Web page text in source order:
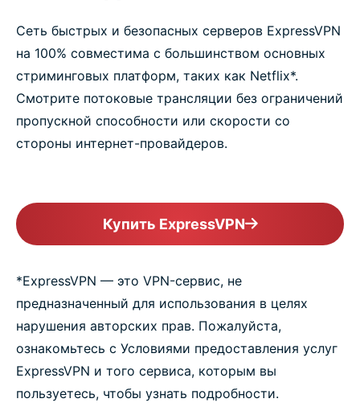
Сеть быстрых и безопасных серверов ExpressVPN
на 100% совместима с большинством основных
стриминговых платформ, таких как Netflix*.
Смотрите потоковые трансляции без ограничений
пропускной способности или скорости со
стороны интернет-провайдеров.
Купить ExpressVPN
*ExpressVPN — это VPN-сервис, не
предназначенный для использования в целях
нарушения авторских прав. Пожалуйста,
ознакомьтесь с Условиями предоставления услуг
ExpressVPN и того сервиса, которым вы
пользуетесь, чтобы узнать подробности.